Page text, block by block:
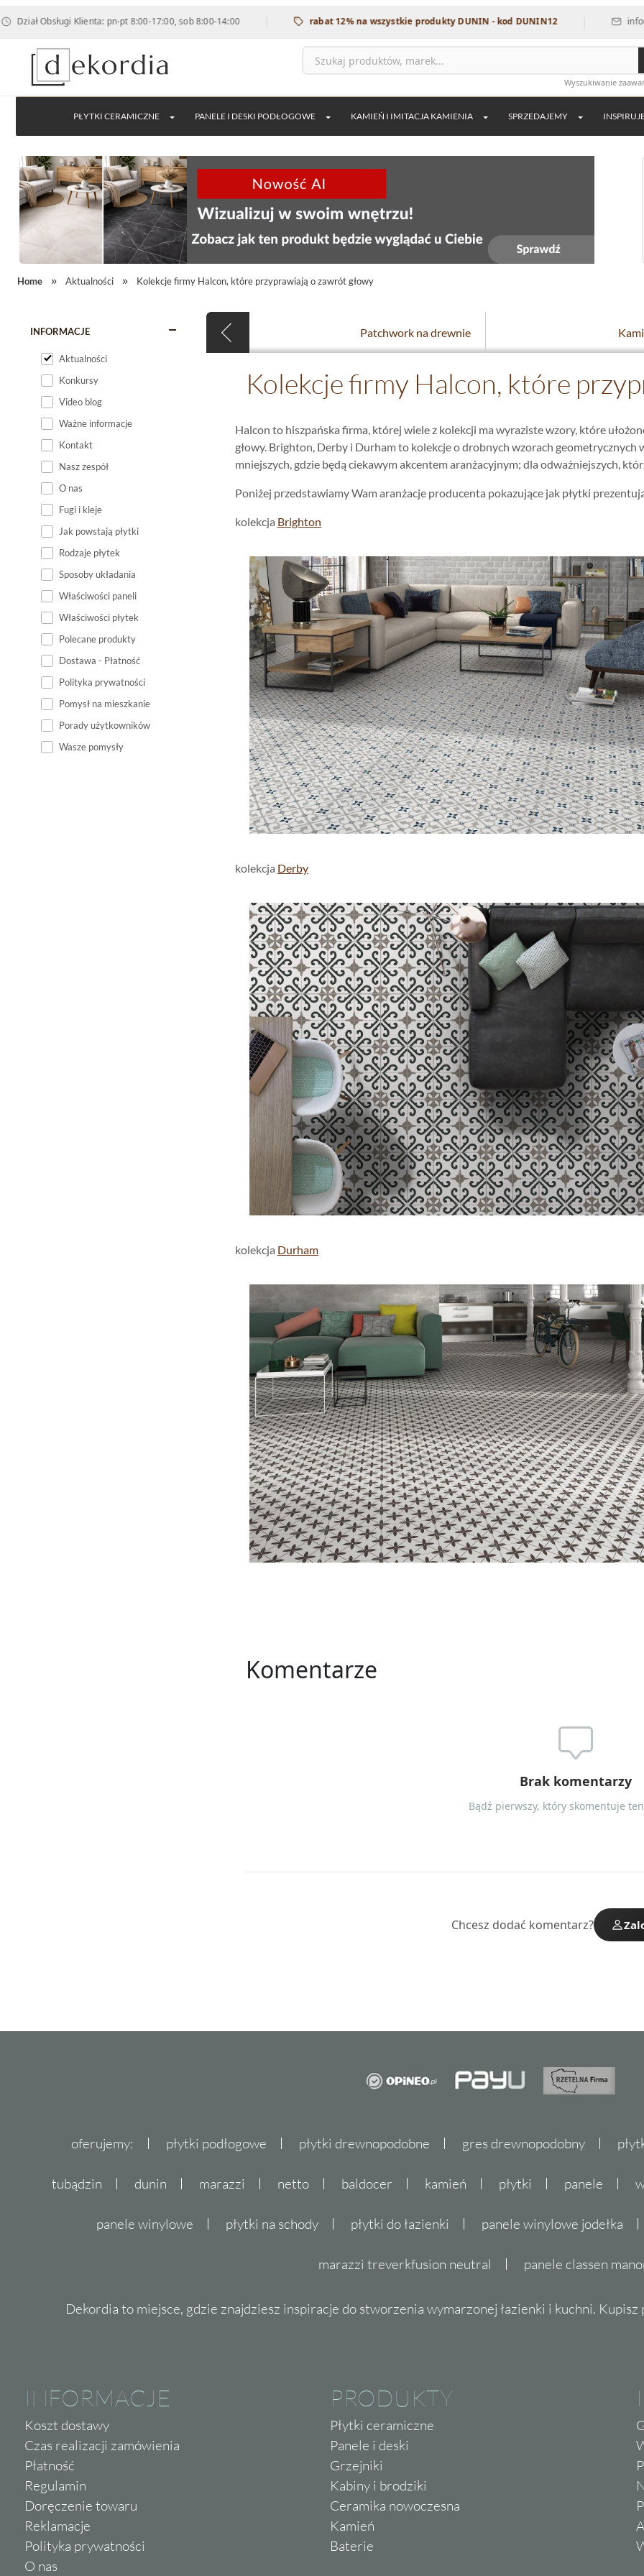
Obsługi Klienta: pn-pt 8:00-17:00, sob 8:00-14:00 | rabat 12% na wszystkie produkty DUNIN - kod DUNIN12 |
Wyszukiwanie
PŁYTKI CERAMICZNE PANELE I DESKI PODŁOGOWE KAMIEŃ I IMITACJA KAMIENIA SPRZEDAJEMY
Home Aktualności Kolekcje firmy Halcon, które przyprawiają o zawrót głowy
INFORMACJE
Aktualności
Konkursy
Video blog
Ważne informacje
Kontakt
Nasz zespół
O nas
Fugi i kleje
Jak powstają płytki
Rodzaje płytek
Sposoby układania
Właściwości paneli
Właściwości płytek
Polecane produkty
Dostawa - Płatność
Polityka prywatności
Pomysł na mieszkanie
Porady użytkowników
Wasze pomysły
Patchwork na drewnie
Kolekcje firmy Halcon, które
Halcon to hiszpańska firma, której wiele z kolekcji ma wyraziste wzory, które
głowy. Brighton, Derby i Durham to kolekcje o drobnych wzorach
mniejszych, gdzie będą ciekawym akcentem aranżacyjnym; dla odważniejszych,
Poniżej przedstawiamy Wam aranżacje producenta pokazujące jak płytki
kolekcja Brighton
kolekcja Derby
kolekcja Durham
Komentarze
Brak komentarzy
Bądź pierwszy, który skomentuje
Chcesz dodać komentarz?
oferujemy: płytki podłogowe płytki drewnopodobne gres drewnopodobny
tubądzin dunin marazzi netto baldocer kamień płytki panele
panele winylowe płytki na schody płytki do łazienki panele winylowe jodełka
marazzi treverkfusion neutral panele classen
Dekordia to miejsce, gdzie znajdziesz inspiracje do stworzenia wymarzonej łazienki i kuchni.
INFORMACJE
Koszt dostawy
Czas realizacji zamówienia
Płatność
Regulamin
Doręczenie towaru
Reklamacje
Polityka prywatności
O nas
PRODUKTY
Płytki ceramiczne
Panele i deski
Grzejniki
Kabiny i brodziki
Ceramika nowoczesna
Kamień
Baterie